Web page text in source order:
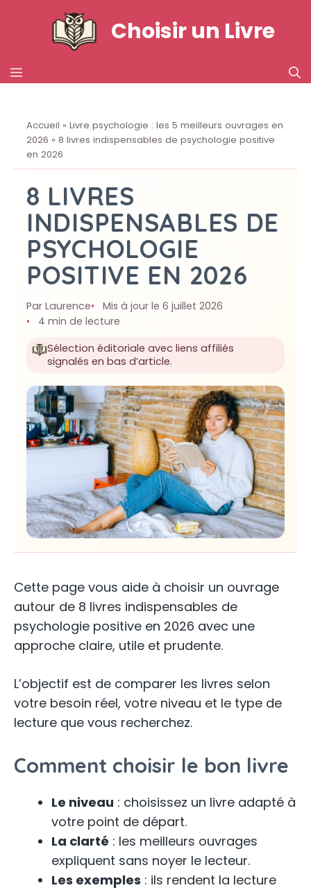
Choisir un Livre
MENU
Accueil » Livre psychologie : les 5 meilleurs ouvrages en
2026 » 8 livres indispensables de psychologie positive
en 2026
8 LIVRES
INDISPENSABLES DE
PSYCHOLOGIE
POSITIVE EN 2026
Par Laurence
Mis à jour le 6 juillet 2026
4 min de lecture
Sélection éditoriale avec liens affiliés
signalés en bas d’article.
Cette page vous aide à choisir un ouvrage
autour de 8 livres indispensables de
psychologie positive en 2026 avec une
approche claire, utile et prudente.
L’objectif est de comparer les livres selon
votre besoin réel, votre niveau et le type de
lecture que vous recherchez.
Comment choisir le bon livre
Le niveau : choisissez un livre adapté à
votre point de départ.
La clarté : les meilleurs ouvrages
expliquent sans noyer le lecteur.
Les exemples : ils rendent la lecture